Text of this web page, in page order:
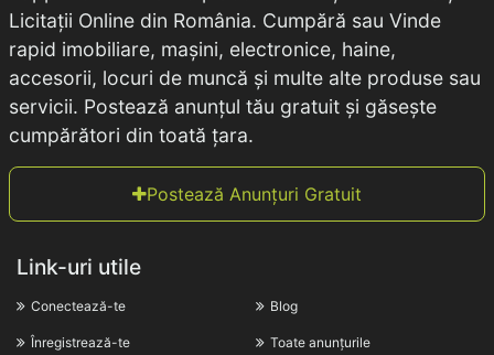
Licitații Online din România. Cumpără sau Vinde
rapid imobiliare, mașini, electronice, haine,
accesorii, locuri de muncă și multe alte produse sau
servicii. Postează anunțul tău gratuit și găsește
cumpărători din toată țara.
Postează Anunțuri Gratuit
Link-uri utile
Conectează-te
Înregistrează-te
Blog
Toate anunțurile